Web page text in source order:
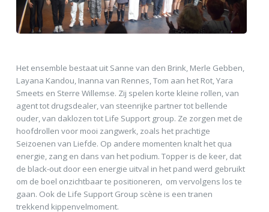
Het ensemble bestaat uit Sanne van den Brink, Merle Gebben,
Layana Kandou, Inanna van Rennes, Tom aan het Rot, Yara
Smeets en Sterre Willemse. Zij spelen korte kleine rollen, van
agent tot drugsdealer, van steenrijke partner tot bellende
ouder, van daklozen tot Life Support group. Ze zorgen met de
hoofdrollen voor mooi zangwerk, zoals het prachtige
Seizoenen van Liefde. Op andere momenten knalt het qua
energie, zang en dans van het podium. Topper is de keer, dat
de black-out door een energie uitval in het pand werd gebruikt
om de boel onzichtbaar te positioneren, om vervolgens los te
gaan. Ook de Life Support Group scène is een tranen
trekkend kippenvelmoment.